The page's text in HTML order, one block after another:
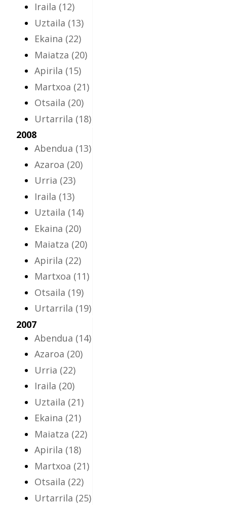
Iraila (12)
Uztaila (13)
Ekaina (22)
Maiatza (20)
Apirila (15)
Martxoa (21)
Otsaila (20)
Urtarrila (18)
2008
Abendua (13)
Azaroa (20)
Urria (23)
Iraila (13)
Uztaila (14)
Ekaina (20)
Maiatza (20)
Apirila (22)
Martxoa (11)
Otsaila (19)
Urtarrila (19)
2007
Abendua (14)
Azaroa (20)
Urria (22)
Iraila (20)
Uztaila (21)
Ekaina (21)
Maiatza (22)
Apirila (18)
Martxoa (21)
Otsaila (22)
Urtarrila (25)